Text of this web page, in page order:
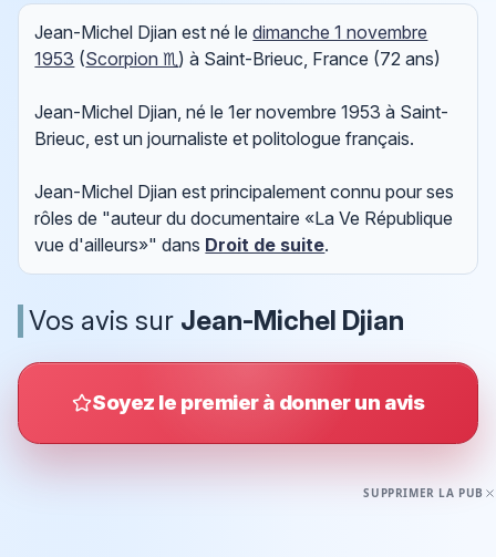
Jean-Michel Djian est né ledimanche 1 novembre
1953 (Scorpion ♏) à Saint-Brieuc, France (72 ans)
Jean-Michel Djian, né le 1er novembre 1953 à Saint-
Brieuc, est un journaliste et politologue français.
Jean-Michel Djian est principalement connu pour ses
rôles de "auteur du documentaire «La Ve République
vue d'ailleurs»" dans Droit de suite.
Vos avis sur Jean-Michel Djian
Soyez le premier à donner un avis
SUPPRIMER LA PUB